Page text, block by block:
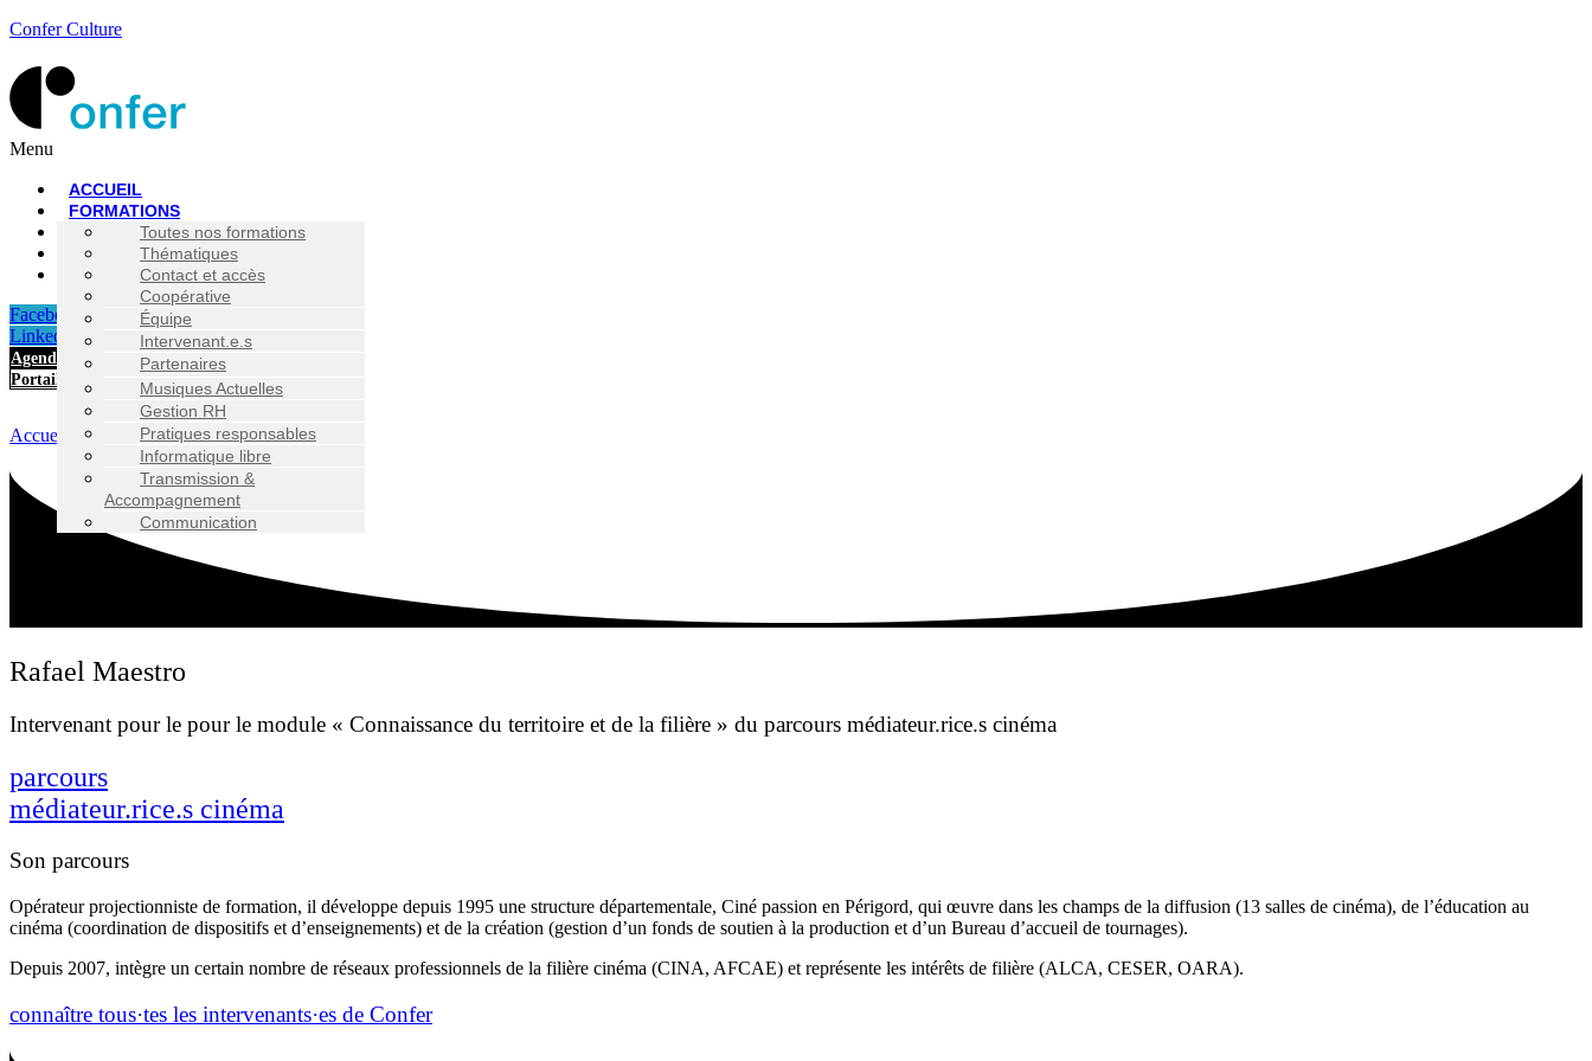
Confer Culture
Menu
ACCUEIL
FORMATIONS
Toutes nos formations
Diffusion / Production de
spectacle
Administration
Facilitation
Management
Médiation
Musiques Actuelles
Gestion RH
Pratiques responsables
Informatique libre
Transmission &
Accompagnement
Communication
CONSEIL
Thématiques
Démarche
Demande de devis
INFOS PRATIQUES
Contact et accès
Modalités d’inscription
Ressources utiles
À PROPOS
Coopérative
Équipe
Intervenant.e.s
Partenaires
Facebook-f
Linkedin-in
Agenda
Portail
Accueil >Rafael Maestro
Rafael Maestro
Intervenant pour le pour le module « Connaissance du territoire et de la filière » du parcours médiateur.rice.s cinéma
parcours
médiateur.rice.s cinéma
Son parcours
Opérateur projectionniste de formation, il développe depuis 1995 une structure départementale, Ciné passion en Périgord, qui œuvre dans les champs de la diffusion (13 salles de cinéma), de l’éducation au
cinéma (coordination de dispositifs et d’enseignements) et de la création (gestion d’un fonds de soutien à la production et d’un Bureau d’accueil de tournages).
Depuis 2007, intègre un certain nombre de réseaux professionnels de la filière cinéma (CINA, AFCAE) et représente les intérêts de filière (ALCA, CESER, OARA).
connaître tous·tes les intervenants·es de Confer